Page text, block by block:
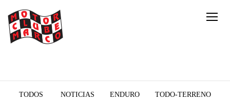
TODOS NOTICIAS ENDURO TODO-TERRENO